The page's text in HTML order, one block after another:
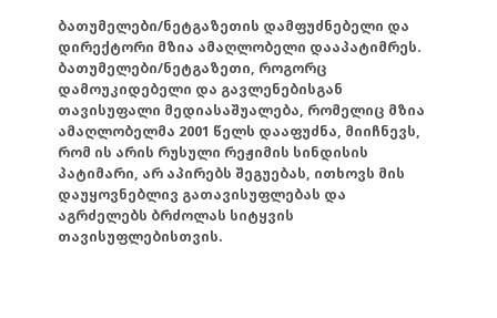
ბათუმელები/ნეტგაზეთის დამფუძნებელი და
დირექტორი მზია ამაღლობელი დააპატიმრეს.
ბათუმელები/ნეტგაზეთი, როგორც
დამოუკიდებელი და გავლენებისგან
თავისუფალი მედიასაშუალება, რომელიც მზია
ამაღლობელმა 2001 წელს დააფუძნა, მიიჩნევს,
რომ ის არის რუსული რეჟიმის სინდისის
პატიმარი, არ აპირებს შეგუებას, ითხოვს მის
დაუყოვნებლივ გათავისუფლებას და
აგრძელებს ბრძოლას სიტყვის
თავისუფლებისთვის.